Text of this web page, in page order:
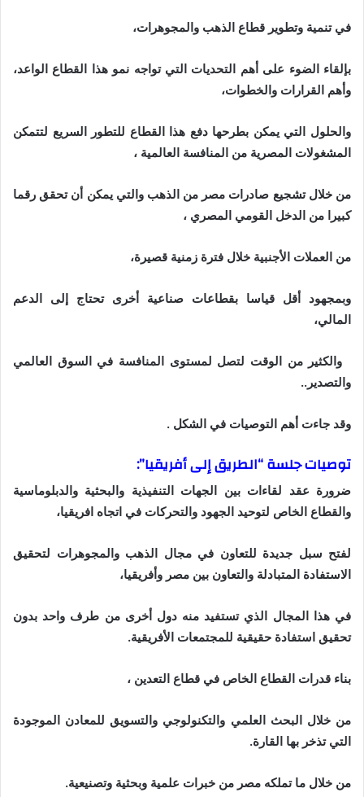
في تنمية وتطوير قطاع الذهب والمجوهرات،
بإلقاء الضوء على أهم التحديات التي تواجه نمو هذا القطاع الواعد،
وأهم القرارات والخطوات،
والحلول التي يمكن بطرحها دفع هذا القطاع للتطور السريع لتتمكن
المشغولات المصرية من المنافسة العالمية ،
من خلال تشجيع صادرات مصر من الذهب والتي يمكن أن تحقق رقما
كبيرا من الدخل القومي المصري ،
من العملات الأجنبية خلال فترة زمنية قصيرة،
وبمجهود أقل قياسا بقطاعات صناعية أخرى تحتاج إلى الدعم
المالي،
والكثير من الوقت لتصل لمستوى المنافسة في السوق العالمي
والتصدير..
وقد جاءت أهم التوصيات في الشكل .
توصيات جلسة “الطريق إلى أفريقيا”:
ضرورة عقد لقاءات بين الجهات التنفيذية والبحثية والدبلوماسية
والقطاع الخاص لتوحيد الجهود والتحركات في اتجاه افريقيا،
لفتح سبل جديدة للتعاون في مجال الذهب والمجوهرات لتحقيق
الاستفادة المتبادلة والتعاون بين مصر وأفريقيا،
في هذا المجال الذي تستفيد منه دول أخرى من طرف واحد بدون
تحقيق استفادة حقيقية للمجتمعات الأفريقية.
بناء قدرات القطاع الخاص في قطاع التعدين ،
من خلال البحث العلمي والتكنولوجي والتسويق للمعادن الموجودة
التي تذخر بها القارة.
من خلال ما تملكه مصر من خبرات علمية وبحثية وتصنيعية.